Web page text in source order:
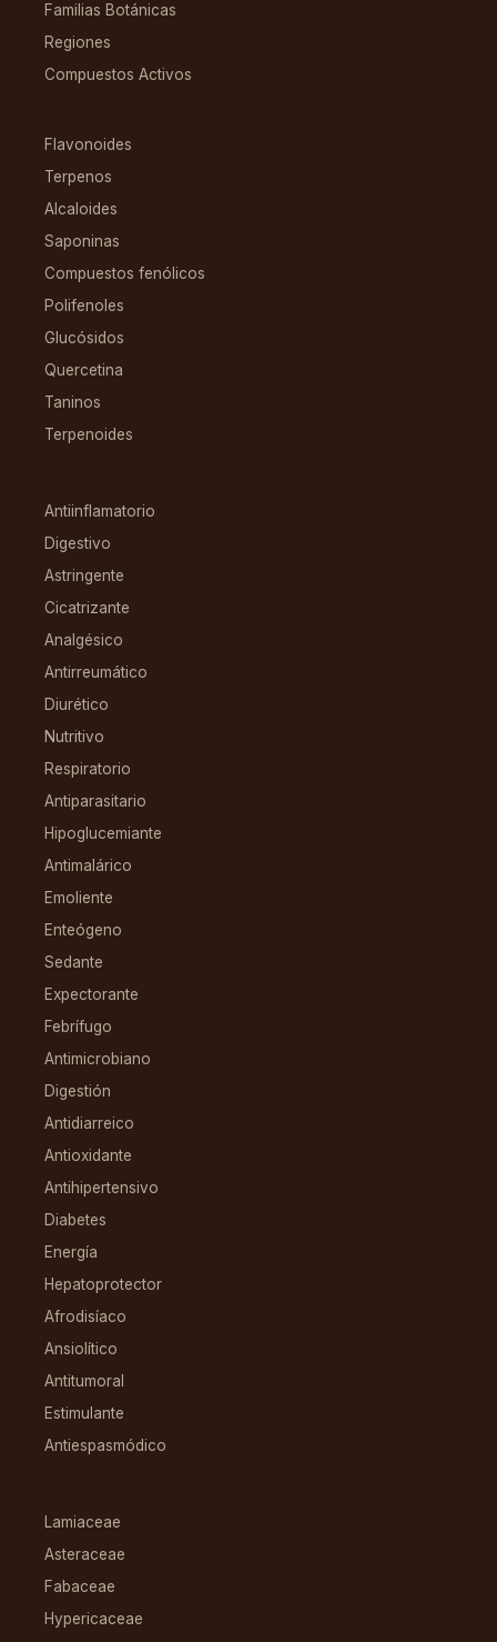
Familias Botánicas
Regiones
Compuestos Activos
Flavonoides
Terpenos
Alcaloides
Saponinas
Compuestos fenólicos
Polifenoles
Glucósidos
Quercetina
Taninos
Terpenoides
Antiinflamatorio
Digestivo
Astringente
Cicatrizante
Analgésico
Antirreumático
Diurético
Nutritivo
Respiratorio
Antiparasitario
Hipoglucemiante
Antimalárico
Emoliente
Enteógeno
Sedante
Expectorante
Febrífugo
Antimicrobiano
Digestión
Antidiarreico
Antioxidante
Antihipertensivo
Diabetes
Energía
Hepatoprotector
Afrodisíaco
Ansiolítico
Antitumoral
Estimulante
Antiespasmódico
Lamiaceae
Asteraceae
Fabaceae
Hypericaceae